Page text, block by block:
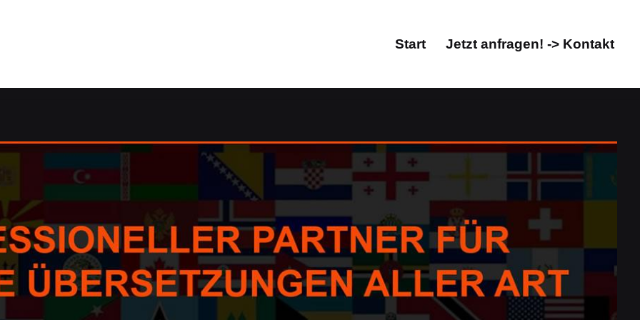
Start Jetzt anfragen! -> Kontakt
✓Korrektorat/Lektorat, Übersetzungsagentur, dolmetschen, Übersetzungsbüro. Erhalten Sie Übersetzungen für
dolmetschen, Korrektorat/Lektorat, Übersetzungsbüro. Gleich bei Guul Prime: ✓Übersetzungen,
als auch ✓Übersetzungsbüro für Großheide, Ihr Übersetzungsprofi & Fachübersetzungsbüro. Treten Sie